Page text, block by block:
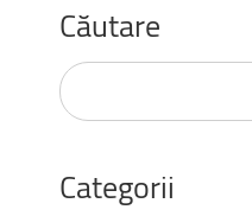
Căutare
Căutare
...
Categorii